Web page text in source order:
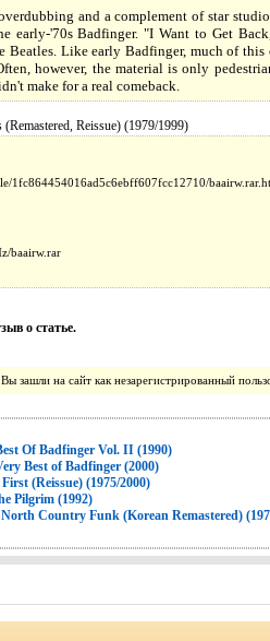
and a complement of star
early-'70s Badfinger. "I Want to Get
Beatles. Like early Badfinger, much of
however, the material is only
make for a real comeback.
1fc864454016ad5c6ebff607fcc12710/
baairw.rar
о статье.
зашли на сайт как незарегистрированный
Of Badfinger Vol. II (1990)
Best of Badfinger (2000)
(Reissue) (1975/2000)
Pilgrim (1992)
Country Funk (Korean Remastered)